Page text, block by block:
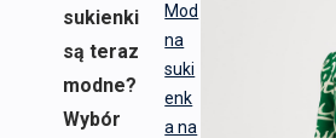
Mod
na
suki
enk
a na
sukienki
są teraz
modne?
Wybór